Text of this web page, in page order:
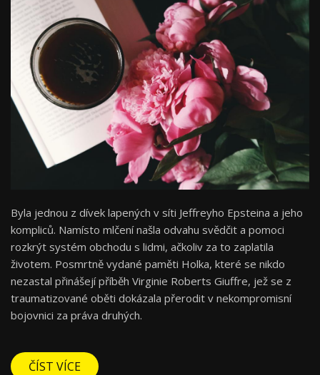
Byla jednou z dívek lapených v síti Jeffreyho Epsteina a jeho
kompliců. Namísto mlčení našla odvahu svědčit a pomoci
rozkrýt systém obchodu s lidmi, ačkoliv za to zaplatila
životem. Posmrtně vydané paměti Holka, které se nikdo
nezastal přinášejí příběh Virginie Roberts Giuffre, jež se z
traumatizované oběti dokázala přerodit v nekompromisní
bojovnici za práva druhých.
ČÍST VÍCE